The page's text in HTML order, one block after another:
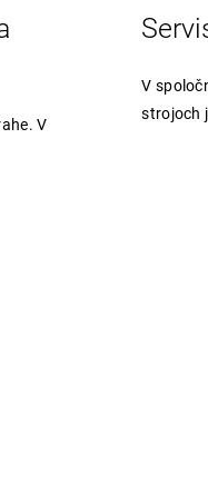
V
V
strojoch